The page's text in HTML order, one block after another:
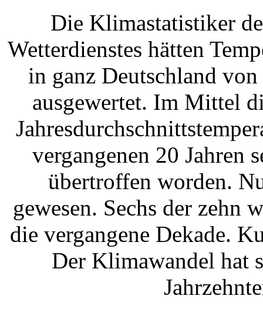
Die Klimastatistiker
Wetterdienstes hätten
in ganz Deutschland
ausgewertet. Im Mittel
vergangenen 20 Jahren
übertroffen worden.
gewesen. Sechs der zehn
die vergangene Dekade.
Der Klimawandel hat